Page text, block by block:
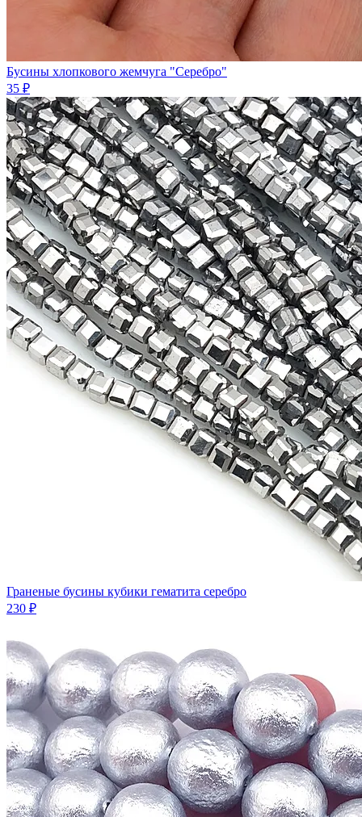
Бусины хлопковогo жемчугa "Серебро"
35 ₽
Граненые бусины кубики гематита серебро
230 ₽